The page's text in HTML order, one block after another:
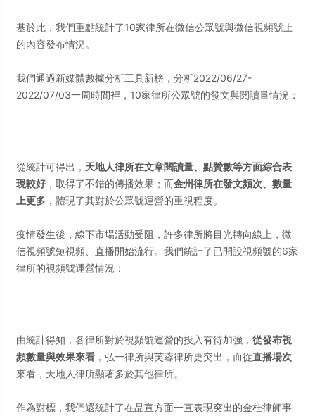
基於此，我們重點統計了10家律所在微信公眾號與微信視頻號上
的內容發布情況。
我們通過新媒體數據分析工具新榜，分析2022/06/27-
2022/07/03一周時間裡，10家律所公眾號的發文與閱讀量情況：
從統計可得出， 天地人律所在文章閱讀量、點贊數等方面綜合表
現較好 ，取得了不錯的傳播效果；而金州律所在發文頻次、數量
上更多 ，體現了其對於公眾號運營的重視程度。
疫情發生後，線下市場活動受阻，許多律所將目光轉向線上，微
信視頻號短視頻、直播開始流行。我們統計了已開設視頻號的6家
律所的視頻號運營情況：
由統計得知，各律所對於視頻號運營的投入有待加強， 從發布視
頻數量與效果來看 ，弘一律所與芙蓉律所更突出，而從直播場次
來看，天地人律所顯著多於其他律所。
作為對標，我們還統計了在品宣方面一直表現突出的金杜律師事